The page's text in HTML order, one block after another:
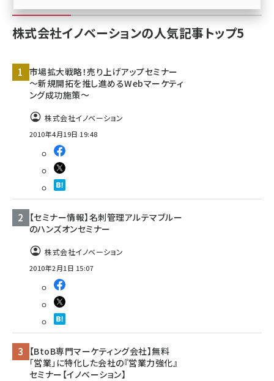
z世代 (1622)
meo (1275)
株式会社イノベーションの人気記事トップ5
市場拡大戦略！売り上げアップセミナー
～新規開拓を推し進めるWebマーケティ
ング成功施策～
株式会社イノベーション
2010年4月19日 19:48
【セミナー情報】名刺管理アルテマブルー
のハンズオンセミナー
株式会社イノベーション
2010年2月1日 15:07
【BtoB専門マーケティング会社】無料
「営業」に特化した会社の『営業力強化』
セミナー【イノベーション】